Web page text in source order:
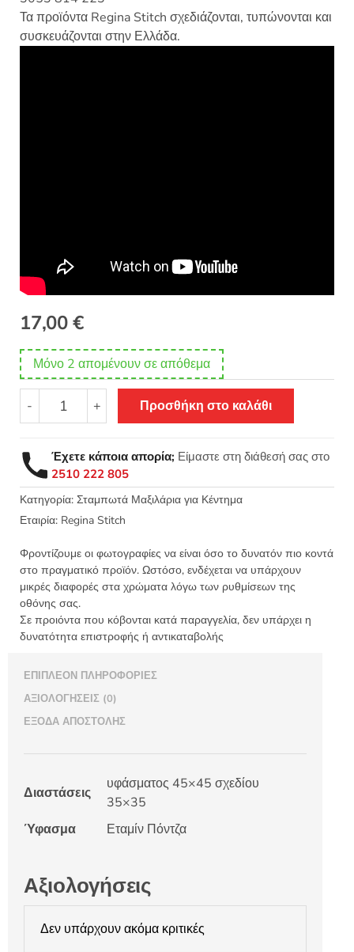
Τα προϊόντα Regina Stitch σχεδιάζονται, τυπώνονται και
συσκευάζονται στην Ελλάδα.
17,00€
Μόνο 2 απομένουν σε απόθεμα
-
Σταμπωτό
Κέντημα
μαξιλάρι
Τα
σταφύλια
45x45
Πόντζα
-
Regina
Stitch
8803
ΕΑ
+ Προσθήκη στο καλάθι
Έχετε κάποια απορία; Είμαστε στη διάθεσή σας στο
2510 222 805
Κατηγορία: Σταμπωτά Μαξιλάρια για Κέντημα
Εταιρία: Regina Stitch
Φροντίζουμε οι φωτογραφίες να είναι όσο το δυνατόν πιο κοντά
στο πραγματικό προϊόν. Ωστόσο, ενδέχεται να υπάρχουν
μικρές διαφορές στα χρώματα λόγω των ρυθμίσεων της
οθόνης σας.
Σε προιόντα που κόβονται κατά παραγγελία, δεν υπάρχει η
δυνατότητα επιστροφής ή αντικαταβολής
ΕΠΙΠΛΈΟΝ ΠΛΗΡΟΦΟΡΊΕΣ
ΑΞΙΟΛΟΓΉΣΕΙΣ (0)
ΈΞΟΔΑ ΑΠΟΣΤΟΛΉΣ
Διαστάσεις
υφάσματος 45×45 σχεδίου
35×35
Ύφασμα
Εταμίν Πόντζα
Αξιολογήσεις
Δεν υπάρχουν ακόμα κριτικές